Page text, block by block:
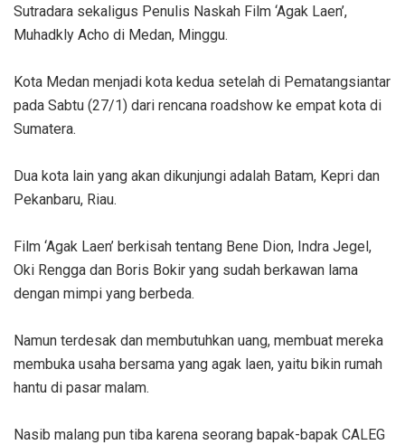
Sutradara sekaligus Penulis Naskah Film ‘Agak Laen’,
Muhadkly Acho di Medan, Minggu.
Kota Medan menjadi kota kedua setelah di Pematangsiantar
pada Sabtu (27/1) dari rencana roadshow ke empat kota di
Sumatera.
Dua kota lain yang akan dikunjungi adalah Batam, Kepri dan
Pekanbaru, Riau.
Film ‘Agak Laen’ berkisah tentang Bene Dion, Indra Jegel,
Oki Rengga dan Boris Bokir yang sudah berkawan lama
dengan mimpi yang berbeda.
Namun terdesak dan membutuhkan uang, membuat mereka
membuka usaha bersama yang agak laen, yaitu bikin rumah
hantu di pasar malam.
Nasib malang pun tiba karena seorang bapak-bapak CALEG